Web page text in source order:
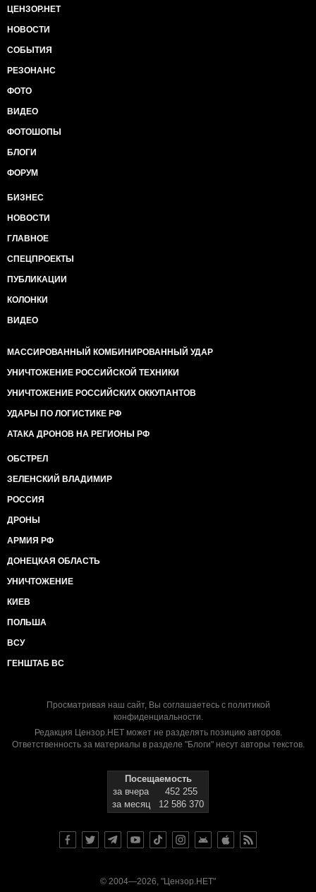
ЦЕНЗОР.НЕТ
НОВОСТИ
СОБЫТИЯ
РЕЗОНАНС
ФОТО
ВИДЕО
ФОТОШОПЫ
БЛОГИ
ФОРУМ
БИЗНЕС
НОВОСТИ
ГЛАВНОЕ
СПЕЦПРОЕКТЫ
ПУБЛИКАЦИИ
КОЛОНКИ
ВИДЕО
МАССИРОВАННЫЙ КОМБИНИРОВАННЫЙ УДАР
УНИЧТОЖЕНИЕ РОССИЙСКОЙ ТЕХНИКИ
УНИЧТОЖЕНИЕ РОССИЙСКИХ ОККУПАНТОВ
УДАРЫ ПО ЛОГИСТИКЕ РФ
АТАКА ДРОНОВ НА РЕГИОНЫ РФ
ОБСТРЕЛ
ЗЕЛЕНСКИЙ ВЛАДИМИР
РОССИЯ
ДРОНЫ
АРМИЯ РФ
ДОНЕЦКАЯ ОБЛАСТЬ
УНИЧТОЖЕНИЕ
КИЕВ
ПОЛЬША
ВСУ
ГЕНШТАБ ВС
Просматривая наш сайт, Вы соглашаетесь с политикой
конфиденциальности.
Редакция Цензор.НЕТ может не разделять позицию авторов.
Ответственность за материалы в разделе "Блоги" несут авторы текстов.
Посещаемость
за вчера
452 255
за месяц
12 586 370
© 2004—2026, "Цензор.НЕТ"